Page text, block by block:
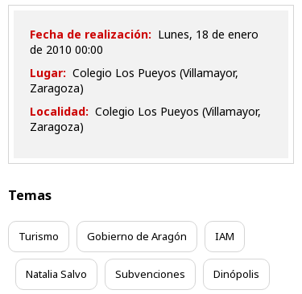
Fecha de realización: lunes, 18 de enero
de 2010 00:00
Lugar: Colegio Los Pueyos (Villamayor,
Zaragoza)
Localidad: Colegio Los Pueyos (Villamayor,
Zaragoza)
Temas
Turismo Gobierno de Aragón IAM
Natalia Salvo Subvenciones Dinópolis